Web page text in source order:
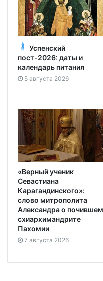
Успенский
пост-2026: даты и
календарь питания
5 августа 2026
«Верный ученик
Севастиана
Карагандинского»:
слово митрополита
Александра о почившем
схиархимандрите
Пахомии
7 августа 2026